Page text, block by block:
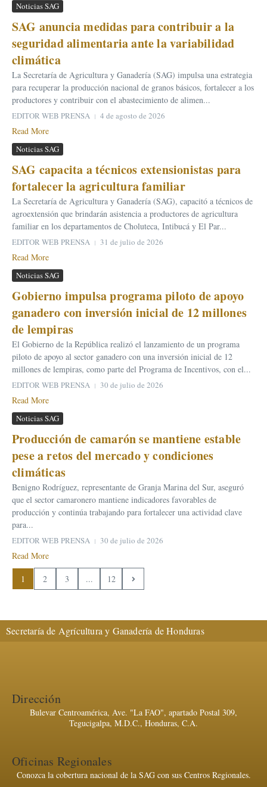
Noticias SAG
SAG anuncia medidas para contribuir a la
seguridad alimentaria ante la variabilidad
climática
La Secretaría de Agricultura y Ganadería (SAG) impulsa una estrategia
para recuperar la producción nacional de granos básicos, fortalecer a los
productores y contribuir con el abastecimiento de alimen...
EDITOR WEB PRENSA 4 de agosto de 2026
Read More
Noticias SAG
SAG capacita a técnicos extensionistas para
fortalecer la agricultura familiar
La Secretaría de Agricultura y Ganadería (SAG), capacitó a técnicos de
agroextensión que brindarán asistencia a productores de agricultura
familiar en los departamentos de Choluteca, Intibucá y El Par...
EDITOR WEB PRENSA 31 de julio de 2026
Read More
Noticias SAG
Gobierno impulsa programa piloto de apoyo
ganadero con inversión inicial de 12 millones
de lempiras
El Gobierno de la República realizó el lanzamiento de un programa
piloto de apoyo al sector ganadero con una inversión inicial de 12
millones de lempiras, como parte del Programa de Incentivos, con el...
EDITOR WEB PRENSA 30 de julio de 2026
Read More
Noticias SAG
Producción de camarón se mantiene estable
pese a retos del mercado y condiciones
climáticas
Benigno Rodríguez, representante de Granja Marina del Sur, aseguró
que el sector camaronero mantiene indicadores favorables de
producción y continúa trabajando para fortalecer una actividad clave
para...
EDITOR WEB PRENSA 30 de julio de 2026
Read More
1 2 3 ... 12
Secretaría de Agrícultura y Ganadería de Honduras
Dirección
Bulevar Centroamérica, Ave. "La FAO", apartado Postal 309,
Tegucigalpa, M.D.C., Honduras, C.A.
Oficinas Regionales
Conozca la cobertura nacional de la SAG con sus Centros Regionales.